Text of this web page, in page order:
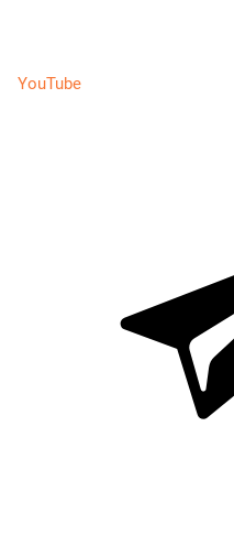
YouTube